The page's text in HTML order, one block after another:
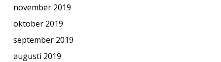
november 2019
oktober 2019
september 2019
augusti 2019